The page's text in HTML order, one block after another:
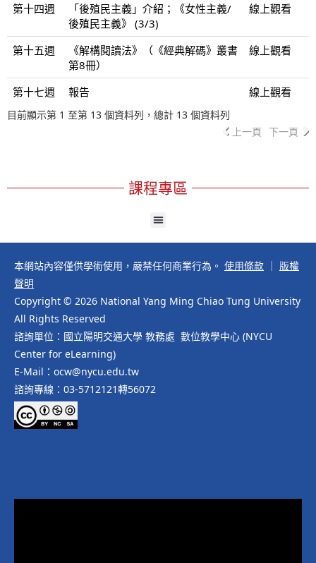
第十四週
「後殖民主義」介紹；《女性主義/
後殖民主義》 (3/3)
線上觀看
第十五週
《解構閱讀法》（《經典解碼》叢書
第8冊）
線上觀看
第十七週 報告 線上觀看
目前顯示第 1 至第 13 個資料列，總計 13 個資料列
上一頁 下一頁
課程專區
本網站內容僅供學術使用，嚴禁任何商業行為。 使用條款
版權
聲明
Copyright © 2026 National Yang Ming Chiao Tung University
All Rights Reserved
諮詢單位：國立陽明交通大學 教務處 數位教學中心 (NYCU
Center for eLearning)
E-Mail：ocw@nycu.edu.tw
諮詢專線：03-5712121轉56072